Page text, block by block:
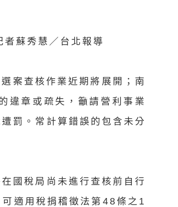
蘇秀慧／台北報導
案查核作業近期將展開；南
違章或疏失，籲請營利事業
罰。常計算錯誤的包含未分
國稅局尚未進行查核前自行
適用稅捐稽徵法第48條之1